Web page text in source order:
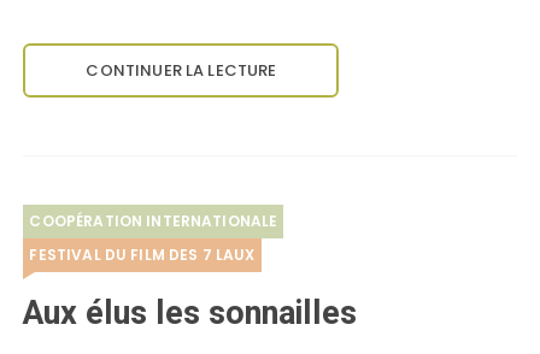
CONTINUER LA LECTURE
COOPÉRATION INTERNATIONALE
FESTIVAL DU FILM DES 7 LAUX
Aux élus les sonnailles